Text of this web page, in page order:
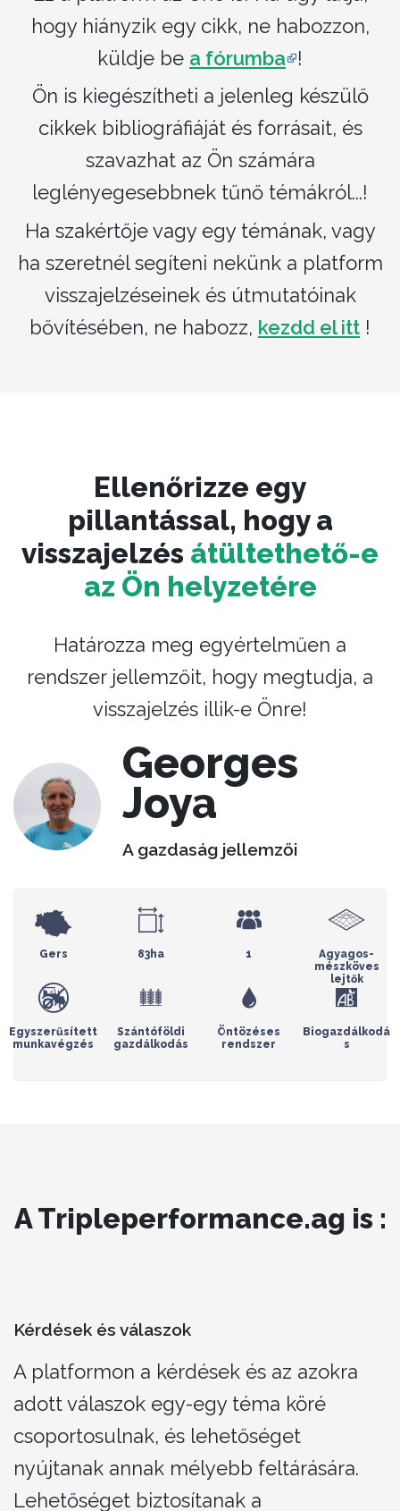
hogy hiányzik egy cikk, ne habozzon,
küldje be a fórumba
!
Ön is kiegészítheti a jelenleg készülő
cikkek bibliográfiáját és forrásait, és
szavazhat az Ön számára
leglényegesebbnek tűnő témákról...!
Ha szakértője vagy egy témának, vagy
ha szeretnél segíteni nekünk a platform
visszajelzéseinek és útmutatóinak
bővítésében, ne habozz, kezdd el itt !
Ellenőrizze egy
pillantással, hogy a
visszajelzés átültethető-e
az Ön helyzetére
Határozza meg egyértelműen a
rendszer jellemzőit, hogy megtudja, a
visszajelzés illik-e Önre!
Georges
Joya
A gazdaság jellemzői
Gers 83ha 1
Agyagos-
mészköves
lejtők
Egyszerűsített
munkavégzés
Szántóföldi
gazdálkodás
Öntözéses
rendszer
Biogazdálkodá
s
A Tripleperformance.ag is :
Kérdések és válaszok
A platformon a kérdések és az azokra
adott válaszok egy-egy téma köré
csoportosulnak, és lehetőséget
nyújtanak annak mélyebb feltárására.
Lehetőséget biztosítanak a